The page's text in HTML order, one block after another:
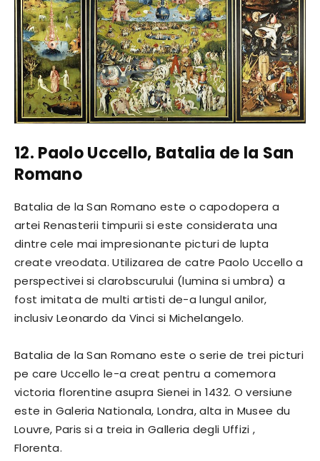
12. Paolo Uccello, Batalia de la San
Romano
Batalia de la San Romano este o capodopera a
artei Renasterii timpurii si este considerata una
dintre cele mai impresionante picturi de lupta
create vreodata. Utilizarea de catre Paolo Uccello a
perspectivei si clarobscurului (lumina si umbra) a
fost imitata de multi artisti de-a lungul anilor,
inclusiv Leonardo da Vinci si Michelangelo.
Batalia de la San Romano este o serie de trei picturi
pe care Uccello le-a creat pentru a comemora
victoria florentine asupra Sienei in 1432. O versiune
este in Galeria Nationala, Londra, alta in Musee du
Louvre, Paris si a treia in Galleria degli Uffizi ,
Florenta.